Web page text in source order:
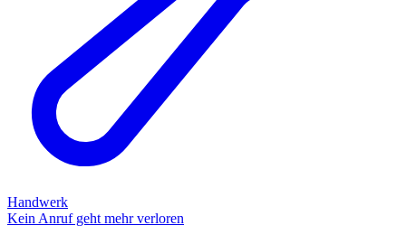
Handwerk
Kein Anruf geht mehr verloren